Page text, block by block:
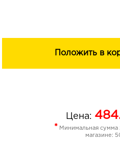
Положить в
Цена:
* Минимальная сумма
магазине: